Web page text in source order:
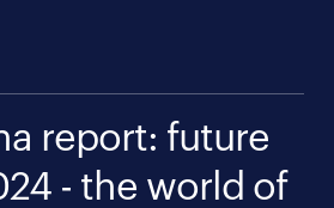
report: future
- the world of